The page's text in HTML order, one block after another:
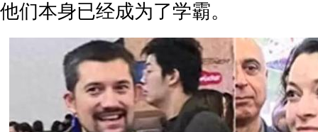
他们本身已经成为了学霸。